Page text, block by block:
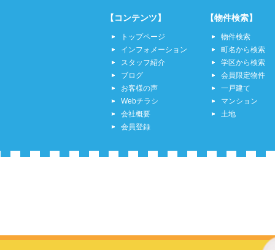
【コンテンツ】
トップページ
インフォメーション
スタッフ紹介
ブログ
お客様の声
Webチラシ
会社概要
会員登録
【物件検索】
物件検索
町名から検索
学区から検索
会員限定物件
一戸建て
マンション
土地